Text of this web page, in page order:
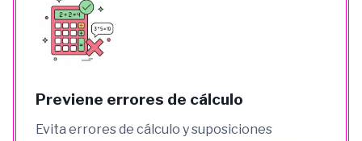
Previene errores de cálculo
Evita errores de cálculo y suposiciones